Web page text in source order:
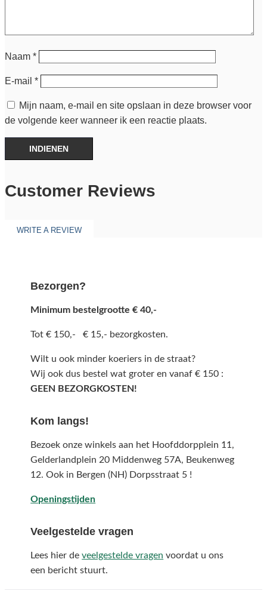
Naam *
E-mail *
Mijn naam, e-mail en site opslaan in deze browser voor
de volgende keer wanneer ik een reactie plaats.
INDIENEN
Customer Reviews
WRITE A REVIEW
Bezorgen?
Minimum bestelgrootte € 40,-
Tot € 150,- € 15,- bezorgkosten.
Wilt u ook minder koeriers in de straat?
Wij ook dus bestel wat groter en vanaf € 150 :
GEEN BEZORGKOSTEN!
Kom langs!
Bezoek onze winkels aan het Hoofddorpplein 11,
Gelderlandplein 20 Middenweg 57A, Beukenweg
12.Ook in Bergen (NH) Dorpsstraat 5 !
Openingstijden
Veelgestelde vragen
Lees hier deveelgestelde vragen voordat u ons
een bericht stuurt.